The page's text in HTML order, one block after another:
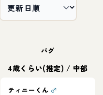
パグ
4歳くらい(推定) / 中部
ティニーくん ♂